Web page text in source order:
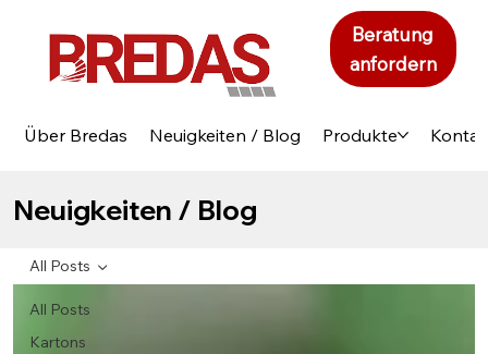
Über Bredas Neuigkeiten / Blog Produkte
Beratung
anfordern
Neuigkeiten / Blog
All Posts
Kartons
All Posts